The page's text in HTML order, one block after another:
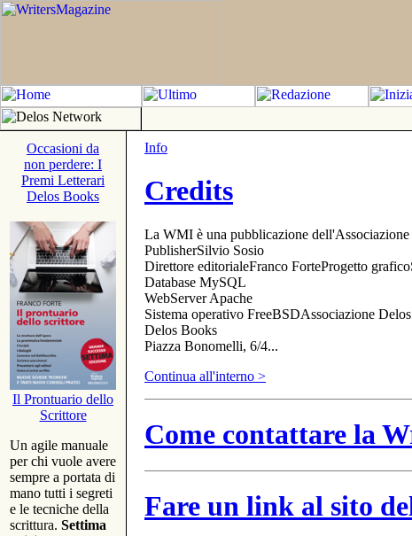
Occasioni da
non perdere: I
Premi Letterari
Delos Books
Il Prontuario dello
Scrittore
Un agile manuale
per chi vuole avere
sempre a portata di
mano tutti i segreti
e le tecniche della
scrittura. Settima
Info
Credits
La WMI è una pubblicazione
PublisherSilvio Sosio
Direttore editorialeFranco ForteProgetto
Database MySQL
WebServer Apache
Sistema operativo FreeBSDAssociazione
Delos Books
Piazza Bonomelli, 6/4...
Continua all'interno >
Come contattare la
Fare un link al sito